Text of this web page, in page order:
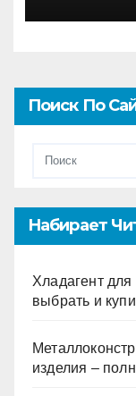
Поиск По
Набирает
Хладагент для
выбрать и
изделия –